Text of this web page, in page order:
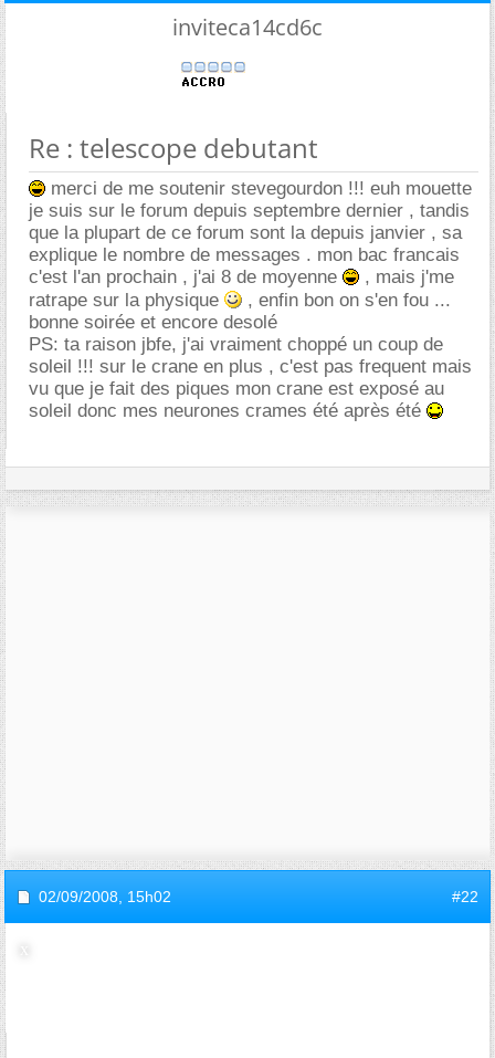
inviteca14cd6c
Re : telescope debutant
merci de me soutenir stevegourdon !!! euh mouette
je suis sur le forum depuis septembre dernier , tandis
que la plupart de ce forum sont la depuis janvier , sa
explique le nombre de messages . mon bac francais
c'est l'an prochain , j'ai 8 de moyenne
, mais j'me
ratrape sur la physique
, enfin bon on s'en fou ...
bonne soirée et encore desolé
PS: ta raison jbfe, j'ai vraiment choppé un coup de
soleil !!! sur le crane en plus , c'est pas frequent mais
vu que je fait des piques mon crane est exposé au
soleil donc mes neurones crames été après été
02/09/2008, 15h02 #22